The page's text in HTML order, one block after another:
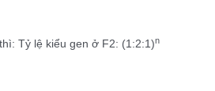
Tỷ lệ kiểu gen ở F2: (1:2:1)n